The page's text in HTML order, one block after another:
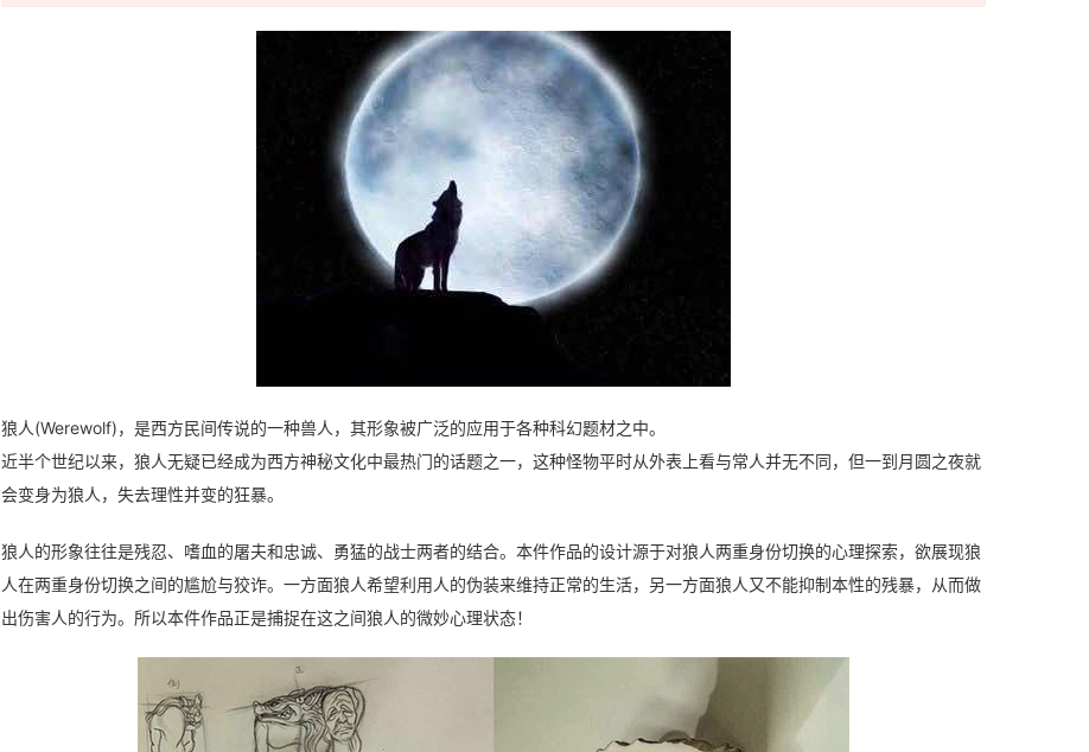
狼人(Werewolf)，是西方民间传说的一种兽人，其形象被广泛的应用于各种科幻题材之中。
近半个世纪以来，狼人无疑已经成为西方神秘文化中最热门的话题之一，这种怪物平时从外表上看与常人并无不同，但一到月圆之夜就
会变身为狼人，失去理性并变的狂暴。
狼人的形象往往是残忍、嗜血的屠夫和忠诚、勇猛的战士两者的结合。本件作品的设计源于对狼人两重身份切换的心理探索，欲展现狼
人在两重身份切换之间的尴尬与狡诈。一方面狼人希望利用人的伪装来维持正常的生活，另一方面狼人又不能抑制本性的残暴，从而做
出伤害人的行为。所以本件作品正是捕捉在这之间狼人的微妙心理状态！